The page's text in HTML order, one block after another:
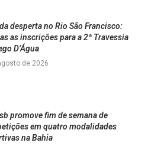
desperta no Rio São Francisco:
as inscrições para a 2ª Travessia
D’Água
de 2026
promove fim de semana de
em quatro modalidades
na Bahia